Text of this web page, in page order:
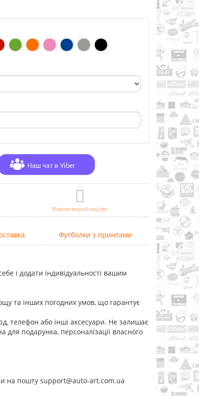
Власне виробництво
Футболки з принтами
і додати індивідуальності вашим
та інших погодних умов, що гарантує
телефон або інші аксесуари. Не залишає
для подарунка, персоналізації власного
на пошту support@auto-art.com.ua